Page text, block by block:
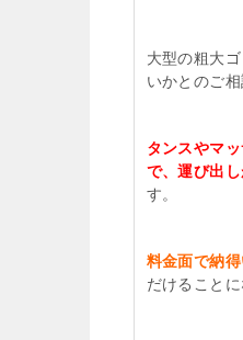
大型の粗大
いかとのご
タンスやマ
で、運び出
す。
料金面で納得
だけることに